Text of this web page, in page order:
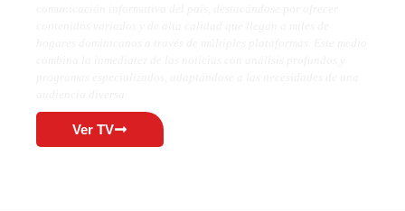
Ver TV